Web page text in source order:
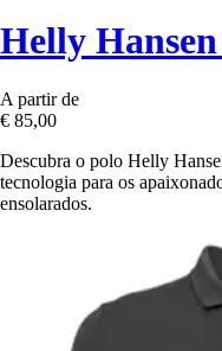
Helly Hansen
A partir de
€ 85,00
Descubra o polo Helly
tecnologia para os
ensolarados.